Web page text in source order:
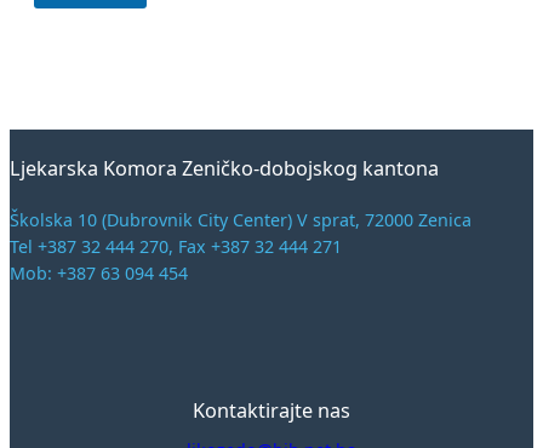
Ljekarska Komora Zeničko-dobojskog kantona
Školska 10 (Dubrovnik City Center) V sprat, 72000 Zenica
Tel +387 32 444 270, Fax +387 32 444 271
Mob: +387 63 094 454
Kontaktirajte nas